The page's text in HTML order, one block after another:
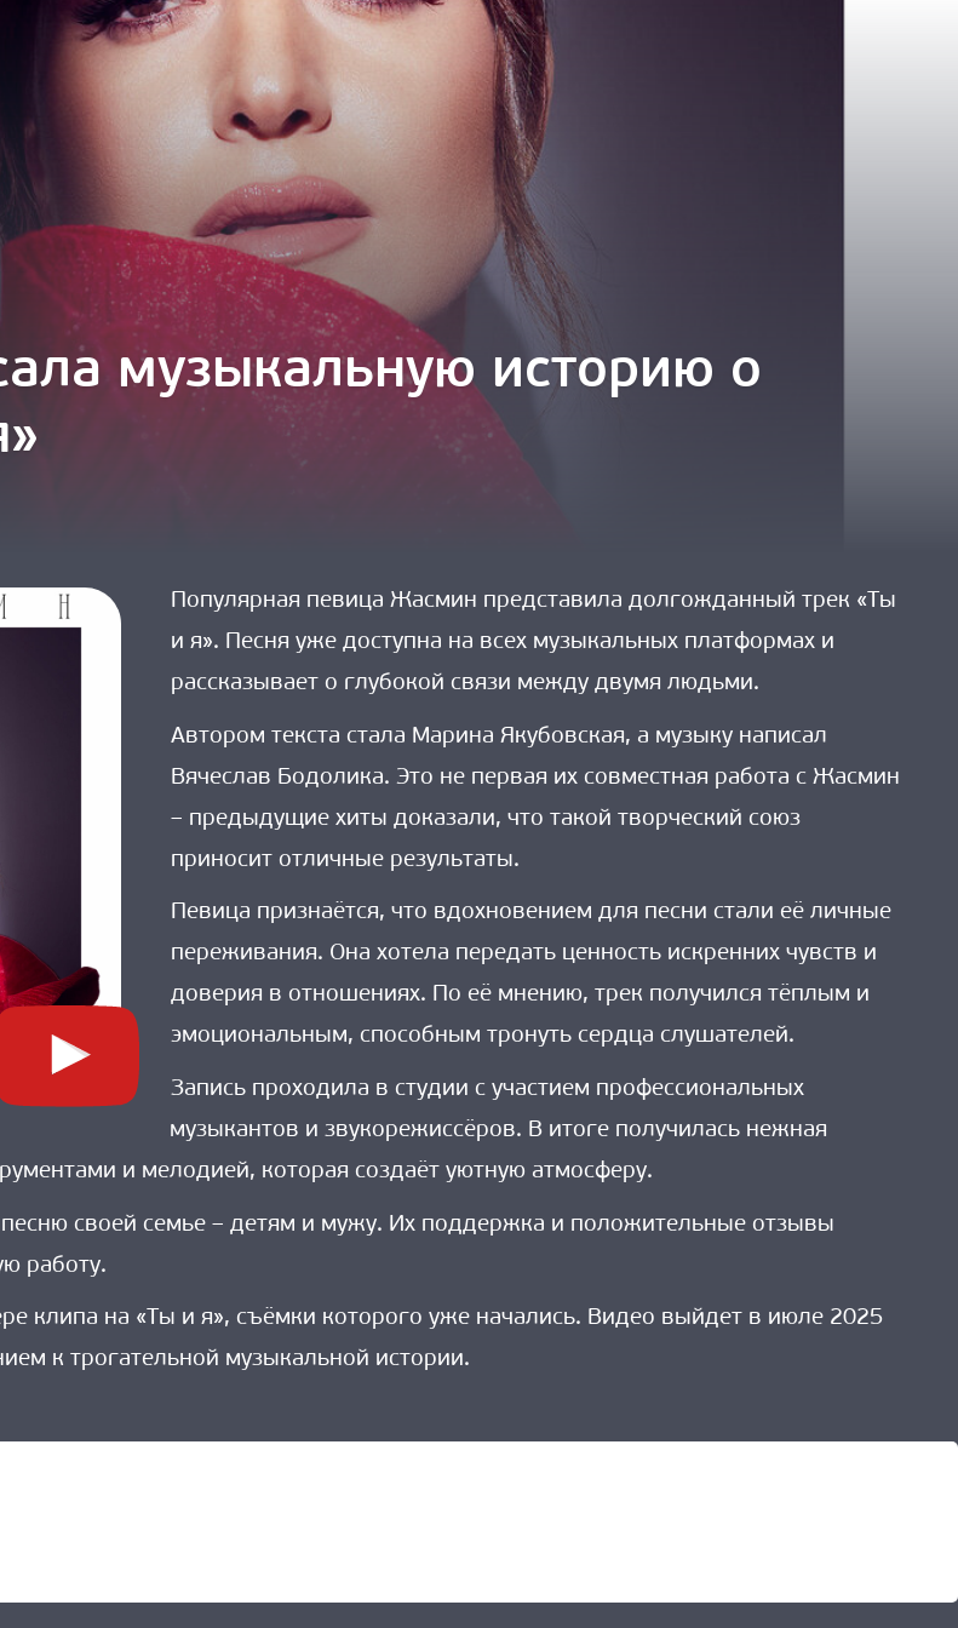
музыкальную историю о
Популярная певица Жасмин представила долгожданный трек «Ты
и я». Песня уже доступна на всех музыкальных платформах и
рассказывает о глубокой связи между двумя людьми.
Автором текста стала Марина Якубовская, а музыку написал
Вячеслав Бодолика. Это не первая их совместная работа с Жасмин
– предыдущие хиты доказали, что такой творческий союз
приносит отличные результаты.
Певица признаётся, что вдохновением для песни стали её личные
переживания. Она хотела передать ценность искренних чувств и
доверия в отношениях. По её мнению, трек получился тёплым и
эмоциональным, способным тронуть сердца слушателей.
Запись проходила в студии с участием профессиональных
музыкантов и звукорежиссёров. В итоге получилась нежная
и мелодией, которая создаёт уютную атмосферу.
своей семье – детям и мужу. Их поддержка и положительные отзывы
работу.
клипа на «Ты и я», съёмки которого уже начались. Видео выйдет в июле 2025
к трогательной музыкальной истории.